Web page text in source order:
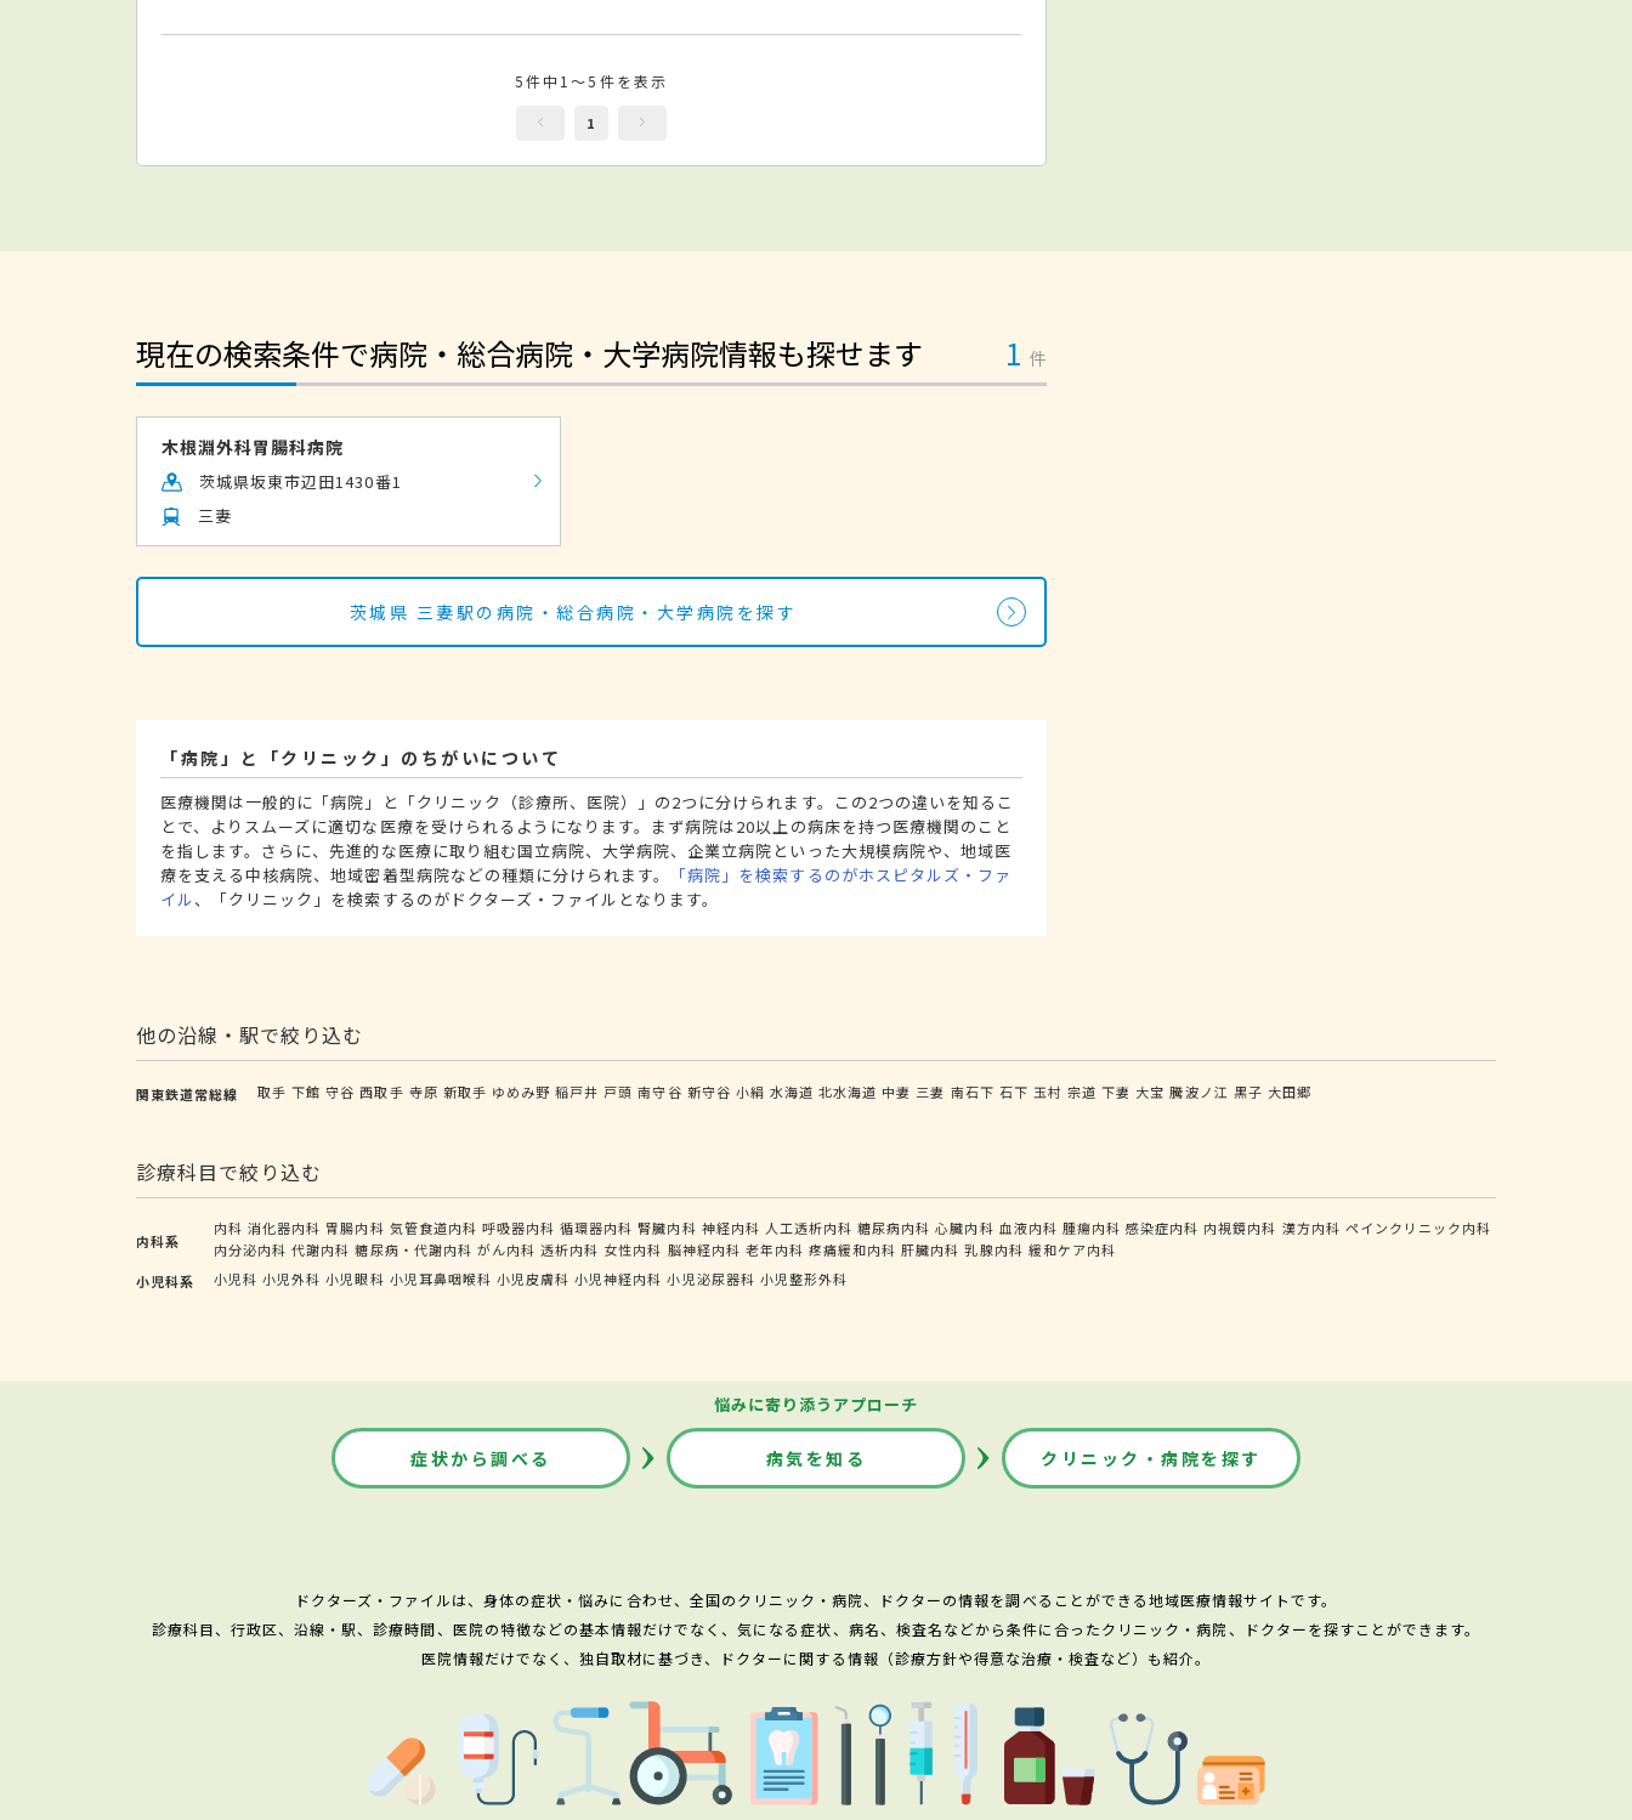
5件中1～5件を表示
1
現在の検索条件で病院・総合病院・大学病院情報も探せます 1 件
木根淵外科胃腸科病院
茨城県坂東市辺田1430番1
三妻
茨城県 三妻駅の病院・総合病院・大学病院を探す
「病院」と「クリニック」のちがいについて
医療機関は一般的に「病院」と「クリニック（診療所、医院）」の2つに分けられます。この2つの違いを知るこ
とで、よりスムーズに適切な医療を受けられるようになります。まず病院は20以上の病床を持つ医療機関のこと
を指します。さらに、先進的な医療に取り組む国立病院、大学病院、企業立病院といった大規模病院や、地域医
療を支える中核病院、地域密着型病院などの種類に分けられます。
「病院」を検索するのがホスピタルズ・ファ
イル、「クリニック」を検索するのがドクターズ・ファイルとなります。
他の沿線・駅で絞り込む
関東鉄道常総線 取手 下館 守谷 西取手 寺原 新取手 ゆめみ野 稲戸井 戸頭 南守谷 新守谷 小絹 水海道 北水海道 中妻 三妻 南石下 石下 玉村 宗道 下妻 大宝 騰波ノ江 黒子 大田郷
診療科目で絞り込む
内科系
内科 消化器内科 胃腸内科 気管食道内科 呼吸器内科 循環器内科 腎臓内科 神経内科 人工透析内科 糖尿病内科 心臓内科 血液内科 腫瘍内科 感染症内科 内視鏡内科 漢方内科 ペインクリニック内科
内分泌内科 代謝内科 糖尿病・代謝内科 がん内科 透析内科 女性内科 脳神経内科 老年内科 疼痛緩和内科 肝臓内科 乳腺内科 緩和ケア内科
小児科系
小児科 小児外科 小児眼科 小児耳鼻咽喉科 小児皮膚科 小児神経内科 小児泌尿器科 小児整形外科
悩みに寄り添うアプローチ
症状から調べる 病気を知る クリニック・病院を探す
ドクターズ・ファイルは、身体の症状・悩みに合わせ、全国のクリニック・病院、ドクターの情報を調べることができる地域医療情報サイトです。
診療科目、行政区、沿線・駅、診療時間、医院の特徴などの基本情報だけでなく、気になる症状、病名、検査名などから条件に合ったクリニック・病院、ドクターを探すことができます。
医院情報だけでなく、独自取材に基づき、ドクターに関する情報（診療方針や得意な治療・検査など）も紹介。